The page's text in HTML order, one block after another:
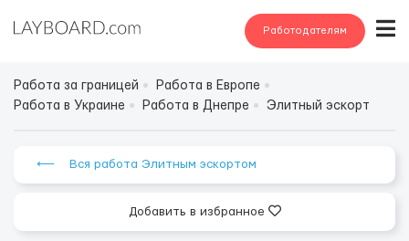
Работодателям
Работа за границей
Работа в Европе
Работа в Украине
Работа в Днепре Элитный эскорт
⟵ Вся работа Элитным эскортом
Добавить в избранное